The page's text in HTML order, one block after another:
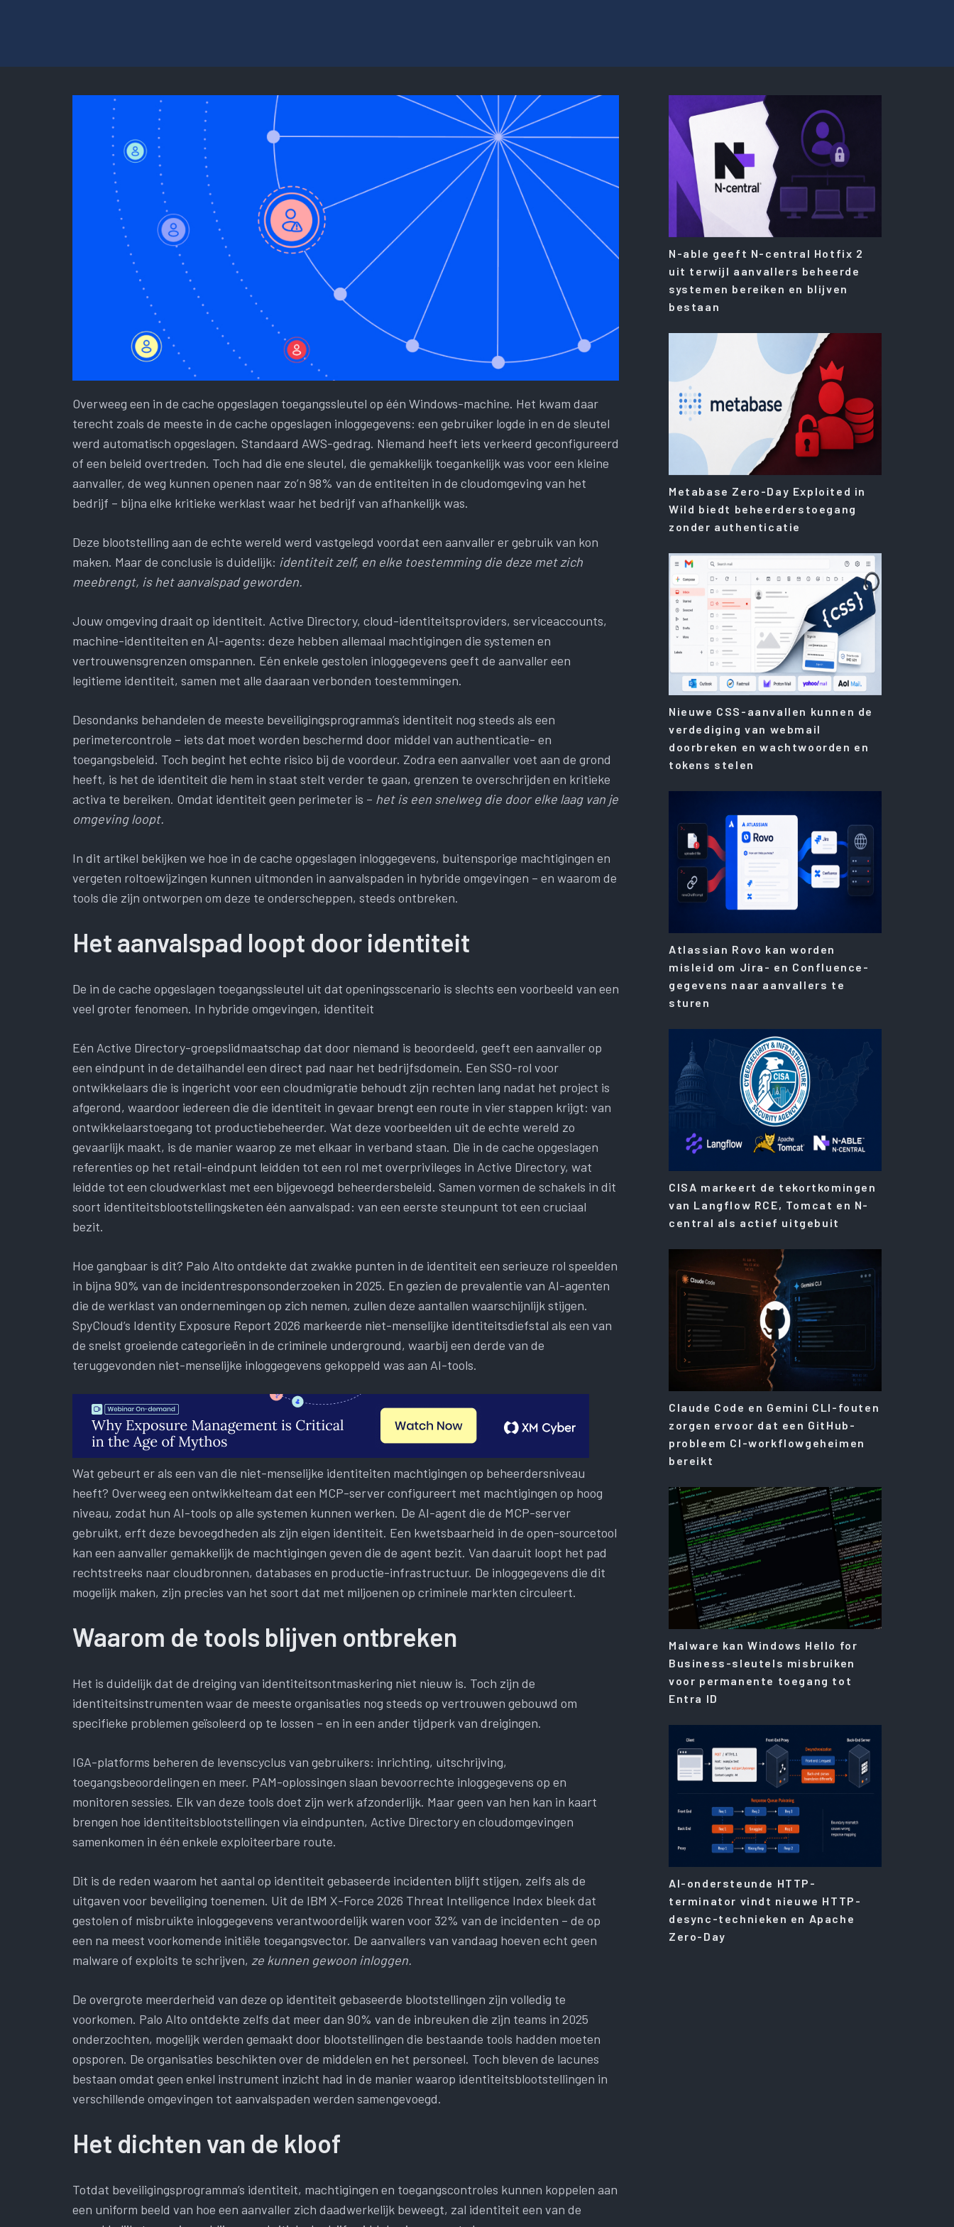
Overweeg een in de cache opgeslagen toegangssleutel op één Windows-machine. Het kwam daar
terecht zoals de meeste in de cache opgeslagen inloggegevens: een gebruiker logde in en de sleutel
werd automatisch opgeslagen. Standaard AWS-gedrag. Niemand heeft iets verkeerd geconfigureerd
of een beleid overtreden. Toch had die ene sleutel, die gemakkelijk toegankelijk was voor een kleine
aanvaller, de weg kunnen openen naar zo’n 98% van de entiteiten in de cloudomgeving van het
bedrijf – bijna elke kritieke werklast waar het bedrijf van afhankelijk was.
Deze blootstelling aan de echte wereld werd vastgelegd voordat een aanvaller er gebruik van kon
maken. Maar de conclusie is duidelijk: identiteit zelf, en elke toestemming die deze met zich
meebrengt, is het aanvalspad geworden.
Jouw omgeving draait op identiteit. Active Directory, cloud-identiteitsproviders, serviceaccounts,
machine-identiteiten en AI-agents: deze hebben allemaal machtigingen die systemen en
vertrouwensgrenzen omspannen. Eén enkele gestolen inloggegevens geeft de aanvaller een
legitieme identiteit, samen met alle daaraan verbonden toestemmingen.
Desondanks behandelen de meeste beveiligingsprogramma’s identiteit nog steeds als een
perimetercontrole – iets dat moet worden beschermd door middel van authenticatie- en
toegangsbeleid. Toch begint het echte risico bij de voordeur. Zodra een aanvaller voet aan de grond
heeft, is het de identiteit die hem in staat stelt verder te gaan, grenzen te overschrijden en kritieke
activa te bereiken. Omdat identiteit geen perimeter is – het is een snelweg die door elke laag van je
omgeving loopt.
In dit artikel bekijken we hoe in de cache opgeslagen inloggegevens, buitensporige machtigingen en
vergeten roltoewijzingen kunnen uitmonden in aanvalspaden in hybride omgevingen – en waarom de
tools die zijn ontworpen om deze te onderscheppen, steeds ontbreken.
Het aanvalspad loopt door identiteit
De in de cache opgeslagen toegangssleutel uit dat openingsscenario is slechts een voorbeeld van een
veel groter fenomeen. In hybride omgevingen, identiteit
Eén Active Directory-groepslidmaatschap dat door niemand is beoordeeld, geeft een aanvaller op
een eindpunt in de detailhandel een direct pad naar het bedrijfsdomein. Een SSO-rol voor
ontwikkelaars die is ingericht voor een cloudmigratie behoudt zijn rechten lang nadat het project is
afgerond, waardoor iedereen die die identiteit in gevaar brengt een route in vier stappen krijgt: van
ontwikkelaarstoegang tot productiebeheerder. Wat deze voorbeelden uit de echte wereld zo
gevaarlijk maakt, is de manier waarop ze met elkaar in verband staan. Die in de cache opgeslagen
referenties op het retail-eindpunt leidden tot een rol met overprivileges in Active Directory, wat
leidde tot een cloudwerklast met een bijgevoegd beheerdersbeleid. Samen vormen de schakels in dit
soort identiteitsblootstellingsketen één aanvalspad: van een eerste steunpunt tot een cruciaal
bezit.
Hoe gangbaar is dit? Palo Alto ontdekte dat zwakke punten in de identiteit een serieuze rol speelden
in bijna 90% van de incidentresponsonderzoeken in 2025. En gezien de prevalentie van AI-agenten
die de werklast van ondernemingen op zich nemen, zullen deze aantallen waarschijnlijk stijgen.
SpyCloud’s Identity Exposure Report 2026 markeerde niet-menselijke identiteitsdiefstal als een van
de snelst groeiende categorieën in de criminele underground, waarbij een derde van de
teruggevonden niet-menselijke inloggegevens gekoppeld was aan AI-tools.
Wat gebeurt er als een van die niet-menselijke identiteiten machtigingen op beheerdersniveau
heeft? Overweeg een ontwikkelteam dat een MCP-server configureert met machtigingen op hoog
niveau, zodat hun AI-tools op alle systemen kunnen werken. De AI-agent die de MCP-server
gebruikt, erft deze bevoegdheden als zijn eigen identiteit. Een kwetsbaarheid in de open-sourcetool
kan een aanvaller gemakkelijk de machtigingen geven die de agent bezit. Van daaruit loopt het pad
rechtstreeks naar cloudbronnen, databases en productie-infrastructuur. De inloggegevens die dit
mogelijk maken, zijn precies van het soort dat met miljoenen op criminele markten circuleert.
Waarom de tools blijven ontbreken
Het is duidelijk dat de dreiging van identiteitsontmaskering niet nieuw is. Toch zijn de
identiteitsinstrumenten waar de meeste organisaties nog steeds op vertrouwen gebouwd om
specifieke problemen geïsoleerd op te lossen – en in een ander tijdperk van dreigingen.
IGA-platforms beheren de levenscyclus van gebruikers: inrichting, uitschrijving,
toegangsbeoordelingen en meer. PAM-oplossingen slaan bevoorrechte inloggegevens op en
monitoren sessies. Elk van deze tools doet zijn werk afzonderlijk. Maar geen van hen kan in kaart
brengen hoe identiteitsblootstellingen via eindpunten, Active Directory en cloudomgevingen
samenkomen in één enkele exploiteerbare route.
Dit is de reden waarom het aantal op identiteit gebaseerde incidenten blijft stijgen, zelfs als de
uitgaven voor beveiliging toenemen. Uit de IBM X-Force 2026 Threat Intelligence Index bleek dat
gestolen of misbruikte inloggegevens verantwoordelijk waren voor 32% van de incidenten – de op
een na meest voorkomende initiële toegangsvector. De aanvallers van vandaag hoeven echt geen
malware of exploits te schrijven, ze kunnen gewoon inloggen.
De overgrote meerderheid van deze op identiteit gebaseerde blootstellingen zijn volledig te
voorkomen. Palo Alto ontdekte zelfs dat meer dan 90% van de inbreuken die zijn teams in 2025
onderzochten, mogelijk werden gemaakt door blootstellingen die bestaande tools hadden moeten
opsporen. De organisaties beschikten over de middelen en het personeel. Toch bleven de lacunes
bestaan ​​omdat geen enkel instrument inzicht had in de manier waarop identiteitsblootstellingen in
verschillende omgevingen tot aanvalspaden werden samengevoegd.
Het dichten van de kloof
Totdat beveiligingsprogramma’s identiteit, machtigingen en toegangscontroles kunnen koppelen aan
een uniform beeld van hoe een aanvaller zich daadwerkelijk beweegt, zal identiteit een van de
N-able geeft N-central Hotfix 2
uit terwijl aanvallers beheerde
systemen bereiken en blijven
bestaan
Metabase Zero-Day Exploited in
Wild biedt beheerderstoegang
zonder authenticatie
Nieuwe CSS-aanvallen kunnen de
verdediging van webmail
doorbreken en wachtwoorden en
tokens stelen
Atlassian Rovo kan worden
misleid om Jira- en Confluence-
gegevens naar aanvallers te
sturen
CISA markeert de tekortkomingen
van Langflow RCE, Tomcat en N-
central als actief uitgebuit
Claude Code en Gemini CLI-fouten
zorgen ervoor dat een GitHub-
probleem CI-workflowgeheimen
bereikt
Malware kan Windows Hello for
Business-sleutels misbruiken
voor permanente toegang tot
Entra ID
AI-ondersteunde HTTP-
terminator vindt nieuwe HTTP-
desync-technieken en Apache
Zero-Day